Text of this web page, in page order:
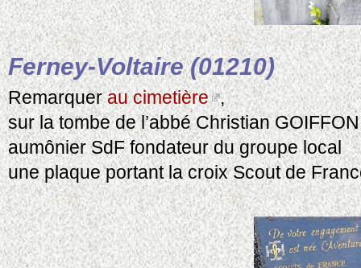
Ferney-Voltaire (01210)
Remarquerau cimetière ,
sur la tombe de l’abbé Christian
aumônier SdF fondateur du groupe local
une plaque portant la croix Scout de